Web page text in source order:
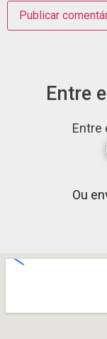
Entre
Entre
Ou